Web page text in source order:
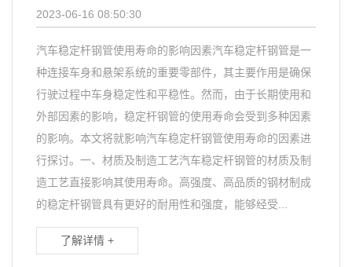
2023-06-16 08:50:30
汽车稳定杆钢管使用寿命的影响因素汽车稳定杆钢管是一
种连接车身和悬架系统的重要零部件，其主要作用是确保
行驶过程中车身稳定性和平稳性。然而，由于长期使用和
外部因素的影响，稳定杆钢管的使用寿命会受到多种因素
的影响。本文将就影响汽车稳定杆钢管使用寿命的因素进
行探讨。一、材质及制造工艺汽车稳定杆钢管的材质及制
造工艺直接影响其使用寿命。高强度、高品质的钢材制成
的稳定杆钢管具有更好的耐用性和强度，能够经受...
了解详情 +